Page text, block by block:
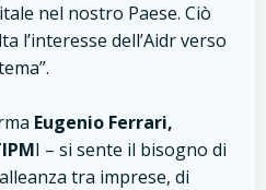
nel nostro Paese. Ciò
l’interesse dell’Aidr verso
Eugenio Ferrari,
I – si sente il bisogno di
tra imprese, di